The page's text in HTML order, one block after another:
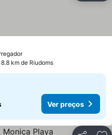
Ver preços
preços
km de Riudoms
Ver preços